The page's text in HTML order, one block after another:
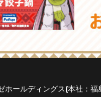
ホールディングス(本社：